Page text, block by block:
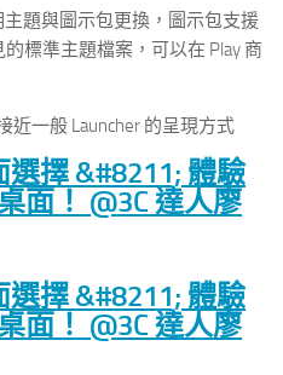
主題與圖示包更換，圖示包支援
的標準主題檔案，可以在 Play 商
一般 Launcher 的呈現方式